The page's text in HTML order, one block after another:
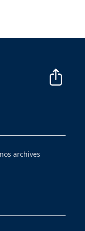
archives